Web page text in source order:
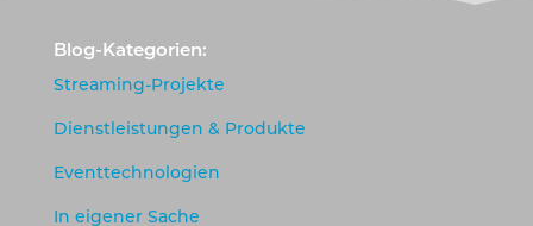
Blog-Kategorien:
Streaming-Projekte
Dienstleistungen & Produkte
Eventtechnologien
In eigener Sache